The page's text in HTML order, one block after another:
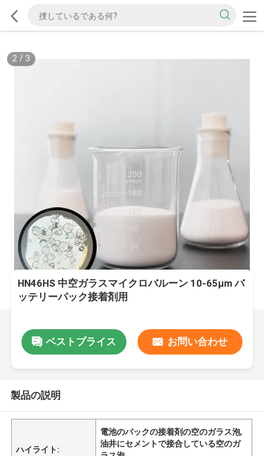
2/ 3
HN46HS 中空ガラスマイクロバルーン 10-65μm バ
ッテリーパック接着剤用
ベストプライス お問い合わせ
製品の説明
ハイライト:
電池のパックの接着剤の空のガラス泡,
油井にセメントで接合している空のガ